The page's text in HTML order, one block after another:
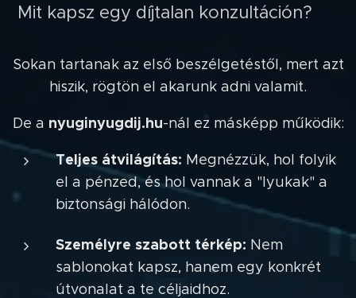
Mit kapsz egy díjtalan konzultáción? 🤝
Sokan tartanak az első beszélgetéstől, mert azt
hiszik, rögtön el akarunk adni valamit.
De a nyuginyugdij.hu-nál ez másképp működik:
Teljes átvilágítás: Megnézzük, hol folyik
el a pénzed, és hol vannak a "lyukak" a
biztonsági hálódon.
Személyre szabott térkép: Nem
sablonokat kapsz, hanem egy konkrét
útvonalat a te céljaidhoz.